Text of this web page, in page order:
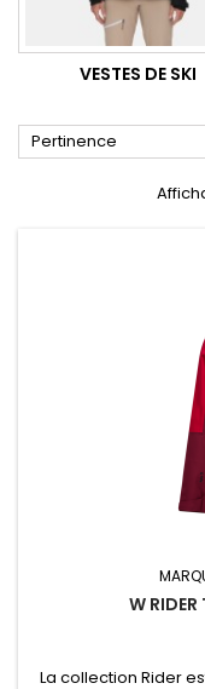
VESTES DE SKI
Pertinence
W RIDER
La collection Rider